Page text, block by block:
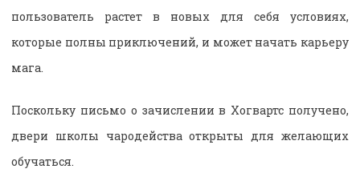
пользователь растет в новых для себя условиях,
которые полны приключений, и может начать карьеру
мага.
Поскольку письмо о зачислении в Хогвартс получено,
двери школы чародейства открыты для желающих
обучаться.